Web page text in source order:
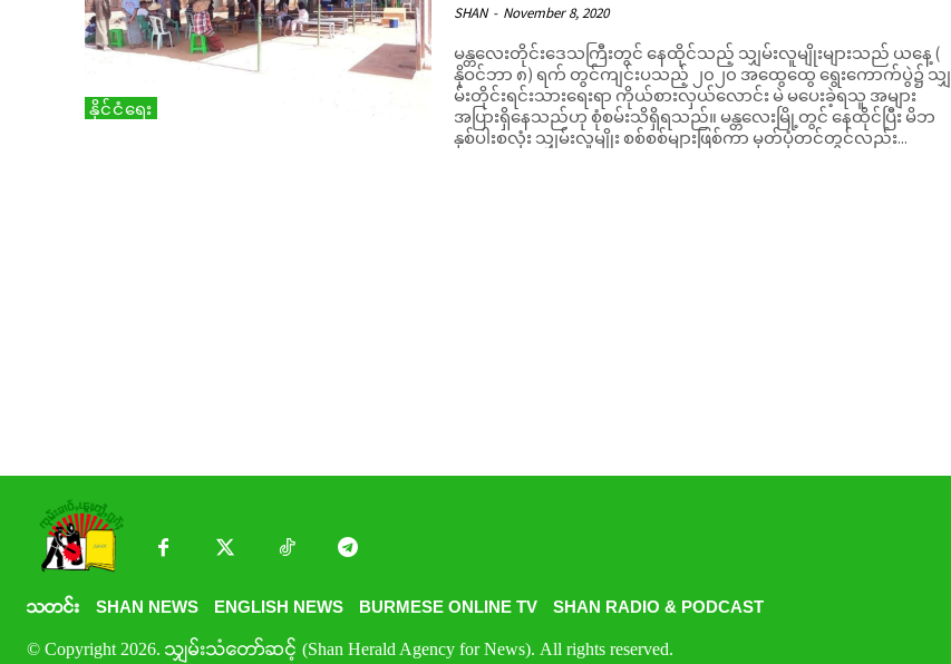
နိုင်ငံရေး
SHAN - November 8, 2020
မန္တလေးတိုင်းဒေသကြီးတွင် နေထိုင်သည့် သျှမ်းလူမျိုးများသည် ယနေ့ (
နိုဝင်ဘာ ၈) ရက် တွင်ကျင်းပသည့် ၂၀၂၀ အထွေထွေ ရွေးကောက်ပွဲ၌ သျှ
မ်းတိုင်းရင်းသားရေးရာ ကိုယ်စားလှယ်လောင်း မဲ မပေးခဲ့ရသူ အများ
အပြားရှိနေသည်ဟု စုံစမ်းသိရှိရသည်။ မန္တလေးမြို့တွင် နေထိုင်ပြီး မိဘ
နှစ်ပါးစလုံး သျှမ်းလူမျိုး စစ်စစ်များဖြစ်ကာ မှတ်ပုံတင်တွင်လည်း...
သတင်း SHAN NEWS ENGLISH NEWS BURMESE ONLINE TV SHAN RADIO & PODCAST
© Copyright 2026. သျှမ်းသံတော်ဆင့် (Shan Herald Agency for News). All rights reserved.